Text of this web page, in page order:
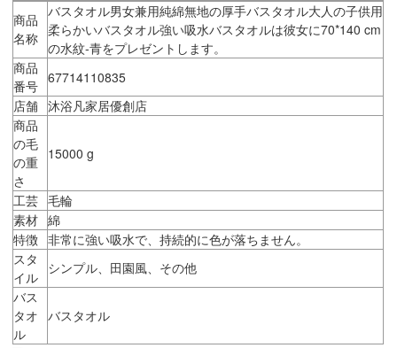
商品
名称
バスタオル男女兼用純綿無地の厚手バスタオル大人の子供用
柔らかいバスタオル強い吸水バスタオルは彼女に70*140 cm
の水紋-青をプレゼントします。
商品
番号 67714110835
店舗 沐浴凡家居優創店
商品
の毛
の重
さ
15000 g
工芸 毛輪
素材 綿
特徴 非常に強い吸水で、持続的に色が落ちません。
スタ
イル
シンプル、田園風、その他
バス
タオ
ル
バスタオル